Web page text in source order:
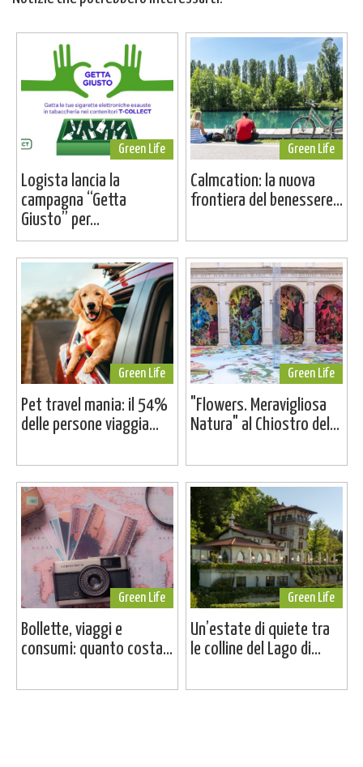
Green Life
Logista lancia la
campagna “Getta
Giusto” per...
Green Life
Calmcation: la nuova
frontiera del benessere...
Green Life
Pet travel mania: il 54%
delle persone viaggia...
Green Life
"Flowers. Meravigliosa
Natura" al Chiostro del...
Green Life
Bollette, viaggi e
consumi: quanto costa...
Green Life
Un’estate di quiete tra
le colline del Lago di...